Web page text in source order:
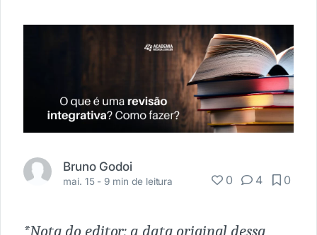
Bruno Godoi
mai. 15 - 9 min de leitura 0 4 0
*Nota do editor: a data original dessa